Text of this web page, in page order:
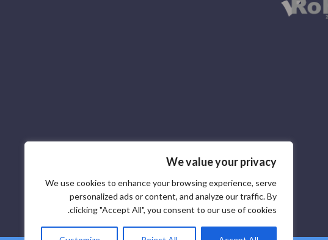
We value your privacy
We use cookies to enhance your browsing experience, serve
personalized ads or content, and analyze our traffic. By
clicking "Accept All", you consent to our use of cookies.